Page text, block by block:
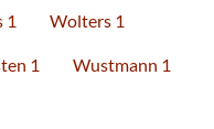
1 Wolters 1
1 Wustmann 1